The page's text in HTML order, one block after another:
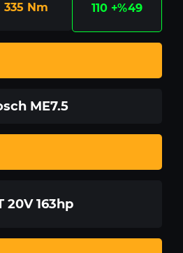
335 Nm 110 +%49
ME7.5
20V 163hp